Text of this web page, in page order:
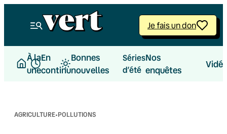
Je fais un don
À la
une
En
continu
Bonnes
nouvelles
Séries
d’été
Nos
enquêtes
AGRICULTURE·POLLUTIONS